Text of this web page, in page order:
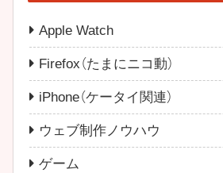
Apple Watch
Firefox（たまにニコ動）
iPhone（ケータイ関連）
ウェブ制作ノウハウ
ゲーム